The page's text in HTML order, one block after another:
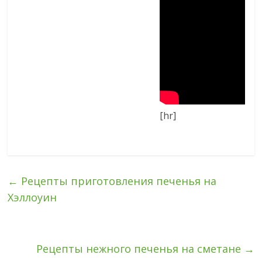
[hr]
← Рецепты приготовления печенья на
Хэллоуин
Рецепты нежного печенья на сметане →